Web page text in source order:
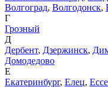
Волгоград, Волгодонск,
Г
Грозный
Д
Дербент, Дзержинск,
Домодедово
Е
Екатеринбург, Елец,